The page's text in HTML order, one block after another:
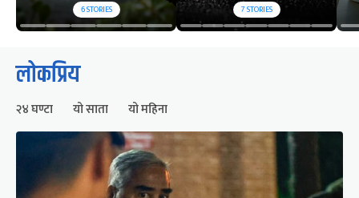
6STORIES 7STORIES
लोकप्रिय
२४ घण्टा यो साता यो महिना